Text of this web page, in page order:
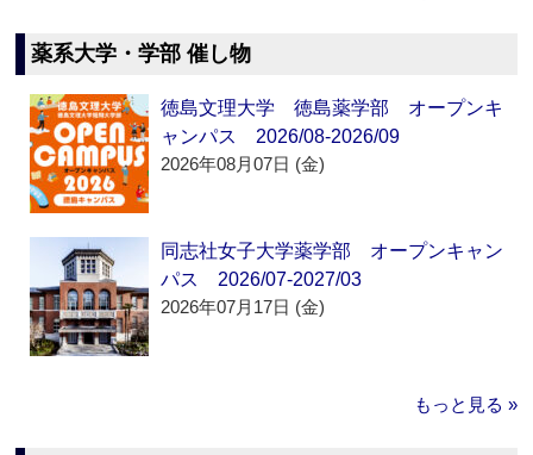
薬系大学・学部 催し物
徳島文理大学 徳島薬学部 オープンキ
ャンパス 2026/08-2026/09
2026年08月07日 (金)
同志社女子大学薬学部 オープンキャン
パス 2026/07-2027/03
2026年07月17日 (金)
もっと見る »